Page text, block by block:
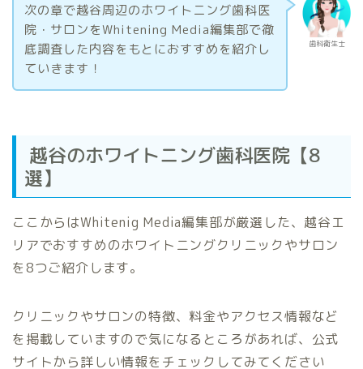
歯科衛生士
次の章で越谷周辺のホワイトニング歯科医
院・サロンをWhitening Media編集部で徹
底調査した内容をもとにおすすめを紹介し
ていきます！
越谷のホワイトニング歯科医院【8
選】
ここからはWhitenig Media編集部が厳選した、越谷エ
リアでおすすめのホワイトニングクリニックやサロン
を8つご紹介します。
クリニックやサロンの特徴、料金やアクセス情報など
を掲載していますので気になるところがあれば、公式
サイトから詳しい情報をチェックしてみてください